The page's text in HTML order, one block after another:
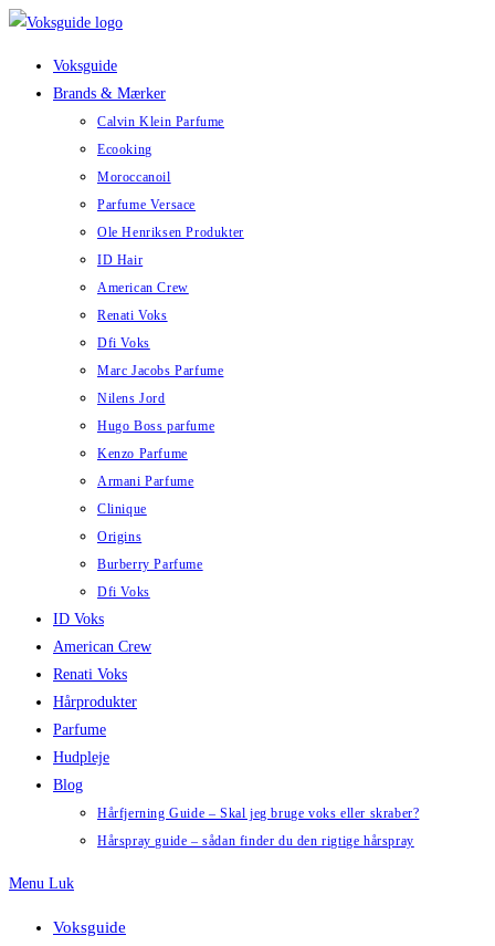
Skip
Voksguide
Brands & Mærker
Calvin Klein Parfume
Ecooking
Moroccanoil
Parfume Versace
Ole Henriksen Produkter
ID Hair
American Crew
Renati Voks
Dfi Voks
Marc Jacobs Parfume
Nilens Jord
Hugo Boss parfume
Kenzo Parfume
Armani Parfume
Clinique
Origins
Burberry Parfume
Dfi Voks
ID Voks
American Crew
Renati Voks
Hårprodukter
Parfume
Hudpleje
Blog
Hårfjerning Guide – Skal jeg bruge voks eller skraber?
Hårspray guide – sådan finder du den rigtige hårspray
Menu Luk
Voksguide